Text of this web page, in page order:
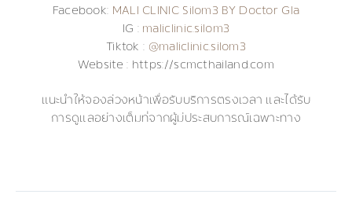
Facebook: MALI CLINIC Silom3 BY Doctor Gla
IG : maliclinic.silom3
Tiktok : @maliclinic.silom3
Website : https://scmcthailand.com
แนะนำให้จองล่วงหน้าเพื่อรับบริการตรงเวลา และได้รับ
การดูแลอย่างเต็มที่จากผู้มีประสบการณ์เฉพาะทาง